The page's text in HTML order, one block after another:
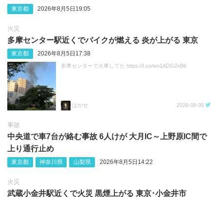
東京都 2026年8月5日19:05
火災
多摩センター駅近くでバイクが燃える 炎が上がる 東京
東京都 2026年8月5日17:38
多摩センターで火事してた https://t.co/wo1ADG2xB6
はかせ 2026-08-05
事故
中央道で車7台が絡む事故 6人けが 大月IC～上野原IC間で
上り通行止め
東京都 神奈川県 山梨県 2026年8月5日14:22
火災
武蔵小金井駅近くで火災 黒煙上がる 東京･小金井市